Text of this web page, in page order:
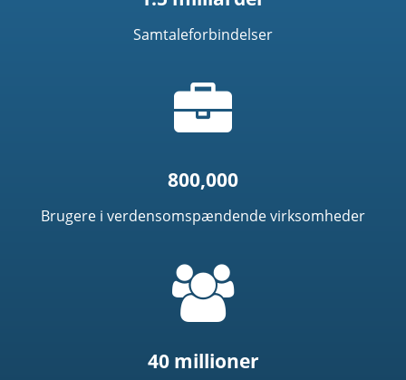
Samtaleforbindelser
ikon
800,000
Brugere i verdensomspændende virksomheder
40 millioner